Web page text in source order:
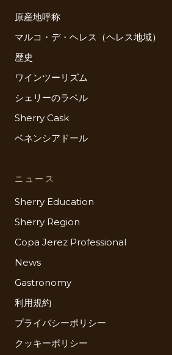
原産地呼称
マルコ・デ・ヘレス（ヘレス地域）
歴史
ワインツーリズム
シェリーのラベル
Sherry Cask
ベネンシアドール
ニュース
Sherry Education
Sherry Region
Copa Jerez Professional
News
Gastronomy
利用規約
プライバシーポリシー
クッキーポリシー